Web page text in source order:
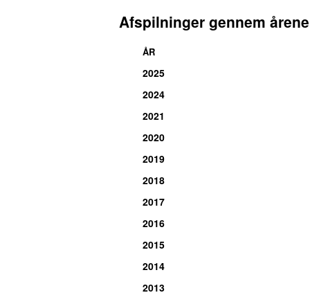
Afspilninger gennem årene
ÅR
2025
2024
2021
2020
2019
2018
2017
2016
2015
2014
2013